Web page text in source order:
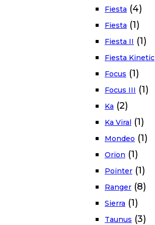
Fiesta (4)
Fiesta (1)
Fiesta II (1)
Fiesta Kinetic
Focus (1)
Focus III (1)
Ka (2)
Ka Viral (1)
Mondeo (1)
Orion (1)
Pointer (1)
Ranger (8)
Sierra (1)
Taunus (3)